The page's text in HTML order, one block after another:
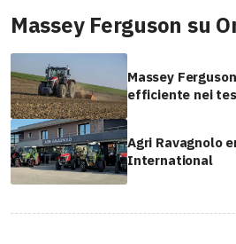
Massey Ferguson su
Massey
efficiente nei
Agri Ravagnolo
International